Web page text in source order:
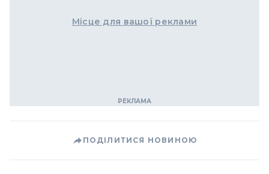
Місце для вашої реклами
ПОДІЛИТИСЯ НОВИНОЮ